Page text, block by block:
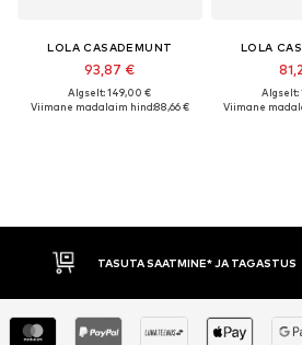
LOLA CASADEMUNT
93,87 €
Algselt: 149,00 €
Viimane madalaim hind:88,66 €
LOLA
Algselt:
Viimane
TASUTA SAATMINE* JA TAGASTUS